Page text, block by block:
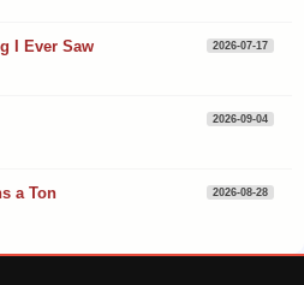
I Ever Saw 2026-07-17
2026-09-04
a Ton 2026-08-28